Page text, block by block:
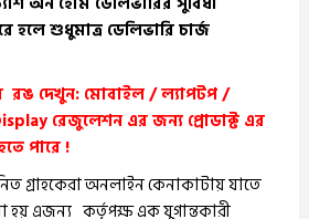
হলে শুধুমাত্র ডেলিভারি চার্জ
রঙ দেখুন: মোবাইল / ল্যাপটপ /
রেজুলেশন এর জন্য প্রোডাক্ট এর
পারে !
গ্রাহকেরা অনলাইন কেনাকাটায় যাতে
হয় এজন্য কর্তৃপক্ষ এক যুগান্তকারী